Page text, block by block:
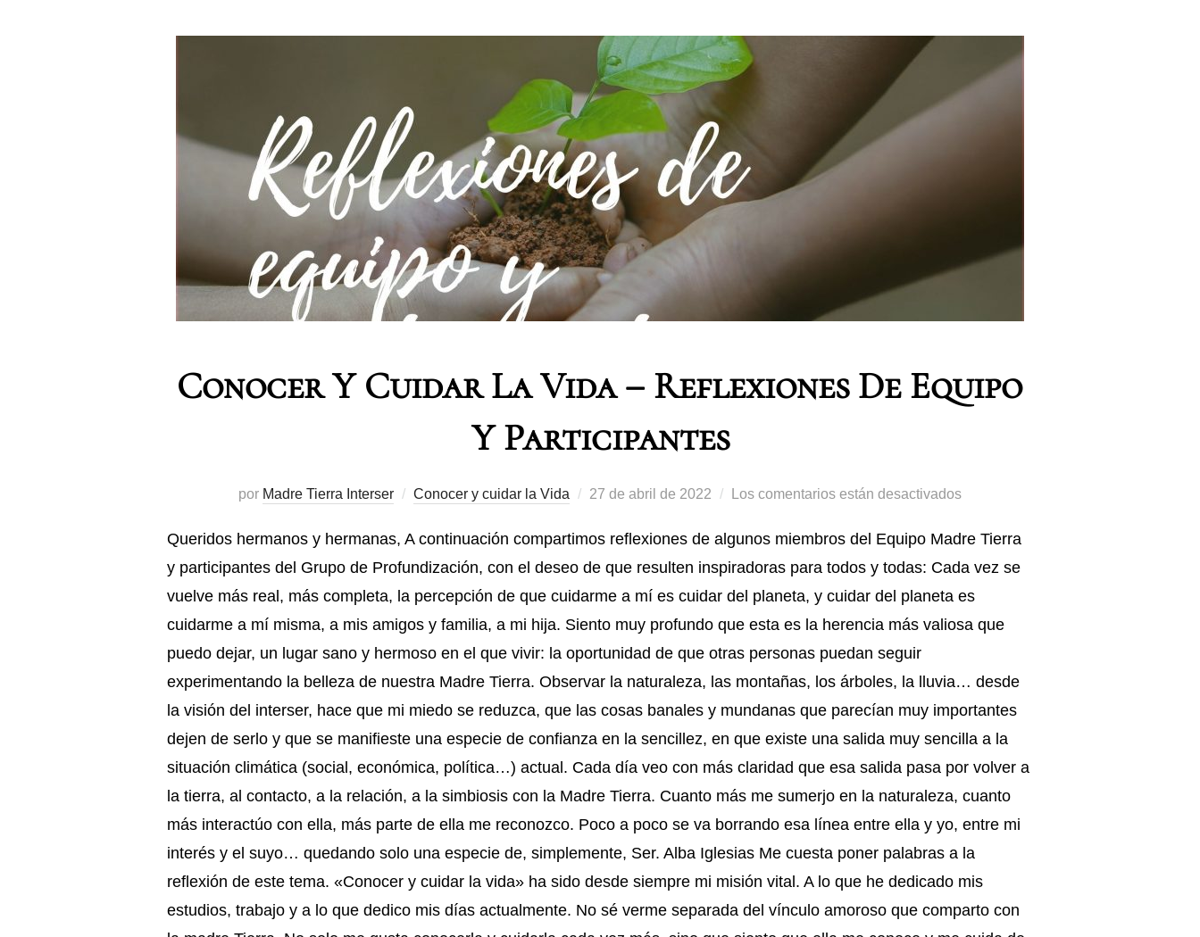
Conocer Y Cuidar La Vida – Reflexiones De Equipo
Y Participantes
por Madre Tierra Interser Conocer y cuidar la Vida 27 de abril de 2022 Los comentarios están desactivados
Queridos hermanos y hermanas, A continuación compartimos reflexiones de algunos miembros del Equipo Madre Tierra
y participantes del Grupo de Profundización, con el deseo de que resulten inspiradoras para todos y todas: Cada vez se
vuelve más real, más completa, la percepción de que cuidarme a mí es cuidar del planeta, y cuidar del planeta es
cuidarme a mí misma, a mis amigos y familia, a mi hija. Siento muy profundo que esta es la herencia más valiosa que
puedo dejar, un lugar sano y hermoso en el que vivir: la oportunidad de que otras personas puedan seguir
experimentando la belleza de nuestra Madre Tierra. Observar la naturaleza, las montañas, los árboles, la lluvia… desde
la visión del interser, hace que mi miedo se reduzca, que las cosas banales y mundanas que parecían muy importantes
dejen de serlo y que se manifieste una especie de confianza en la sencillez, en que existe una salida muy sencilla a la
situación climática (social, económica, política…) actual. Cada día veo con más claridad que esa salida pasa por volver a
la tierra, al contacto, a la relación, a la simbiosis con la Madre Tierra. Cuanto más me sumerjo en la naturaleza, cuanto
más interactúo con ella, más parte de ella me reconozco. Poco a poco se va borrando esa línea entre ella y yo, entre mi
interés y el suyo… quedando solo una especie de, simplemente, Ser. Alba Iglesias Me cuesta poner palabras a la
reflexión de este tema. «Conocer y cuidar la vida» ha sido desde siempre mi misión vital. A lo que he dedicado mis
estudios, trabajo y a lo que dedico mis días actualmente. No sé verme separada del vínculo amoroso que comparto con